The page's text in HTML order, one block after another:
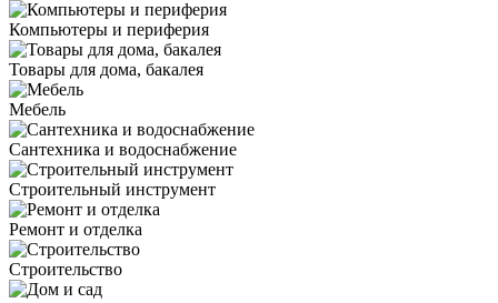
Компьютеры и периферия
Товары для дома, бакалея
Мебель
Сантехника и водоснабжение
Строительный инструмент
Ремонт и отделка
Строительство